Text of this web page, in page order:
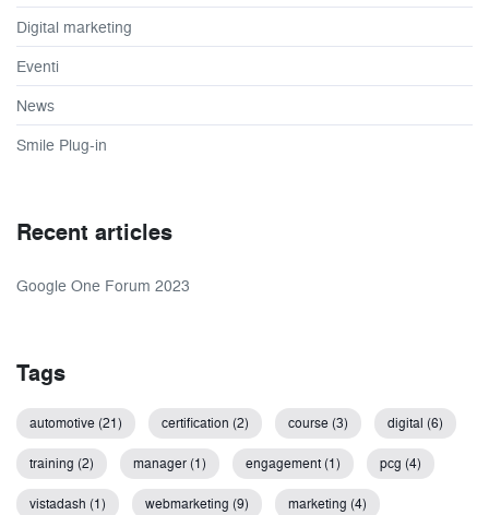
Digital marketing
Eventi
News
Smile Plug-in
Recent articles
Google One Forum 2023
Tags
automotive (21) certification (2) course (3) digital (6)
training (2) manager (1) engagement (1) pcg (4)
vistadash (1) webmarketing (9) marketing (4)